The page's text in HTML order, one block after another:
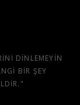
DINLEMEYIN
BIR ŞEY